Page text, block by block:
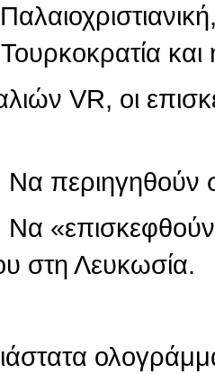
VR, οι
στον
τον
στη Λευκωσία.